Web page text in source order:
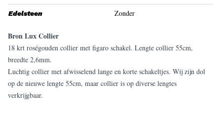
Edelsteen Zonder
Bron Lux Collier
18 krt roségouden collier met figaro schakel. Lengte collier 55cm,
breedte 2,6mm.
Luchtig collier met afwisselend lange en korte schakeltjes. Wij zijn dol
op de nieuwe lengte 55cm, maar collier is op diverse lengtes
verkrijgbaar.